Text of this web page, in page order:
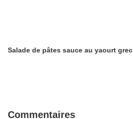
Salade de pâtes sauce au yaourt grec
Commentaires